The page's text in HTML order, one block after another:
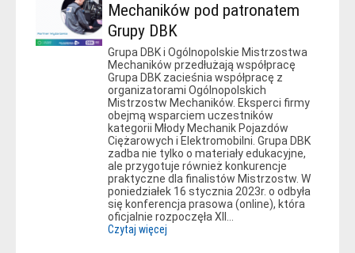
Mechaników pod patronatem
Grupy DBK
Grupa DBK i Ogólnopolskie Mistrzostwa
Mechaników przedłużają współpracę
Grupa DBK zacieśnia współpracę z
organizatorami Ogólnopolskich
Mistrzostw Mechaników. Eksperci firmy
obejmą wsparciem uczestników
kategorii Młody Mechanik Pojazdów
Ciężarowych i Elektromobilni. Grupa DBK
zadba nie tylko o materiały edukacyjne,
ale przygotuje również konkurencje
praktyczne dla finalistów Mistrzostw. W
poniedziałek 16 stycznia 2023r. o odbyła
się konferencja prasowa (online), która
oficjalnie rozpoczęła XII…
Czytaj więcej